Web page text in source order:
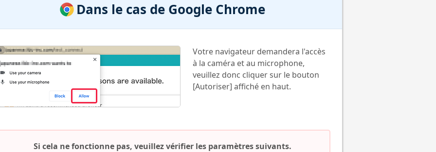
Dans le cas de Google Chrome
Votre navigateur demandera l'accès
à la caméra et au microphone,
veuillez donc cliquer sur le bouton
[Autoriser] affiché en haut.
Si cela ne fonctionne pas, veuillez vérifier les paramètres suivants.